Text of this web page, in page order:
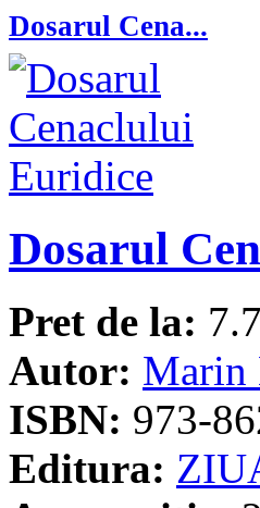
Dosarul Cena...
Dosarul
Pret de la: 7.7
Autor: Marin
ISBN: 973-
Editura: